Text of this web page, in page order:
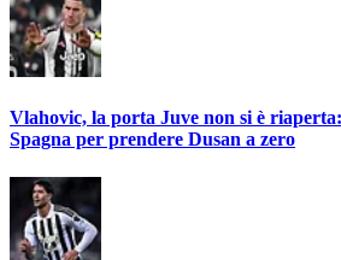
Vlahovic, la porta Juve non si è
Spagna per prendere Dusan a zero